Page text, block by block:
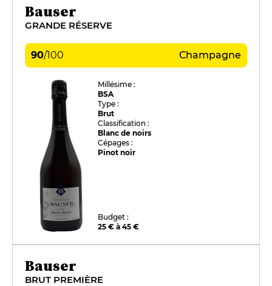
Bauser
GRANDE RÉSERVE
90/100 Champagne
Millésime :
BSA
Type :
Brut
Classification :
Blanc de noirs
Cépages :
Pinot noir
Budget :
25 € à 45 €
Bauser
BRUT PREMIÈRE